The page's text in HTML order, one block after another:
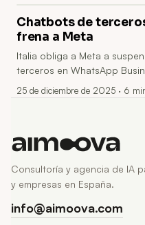
Chatbots de
frena a Meta
Italia obliga a Meta a
terceros en WhatsApp
automatizar sin cambiar de
25 de diciembre de 2025 · 6
Consultoría y agencia de IA
y empresas en España.
info@aimoova.com